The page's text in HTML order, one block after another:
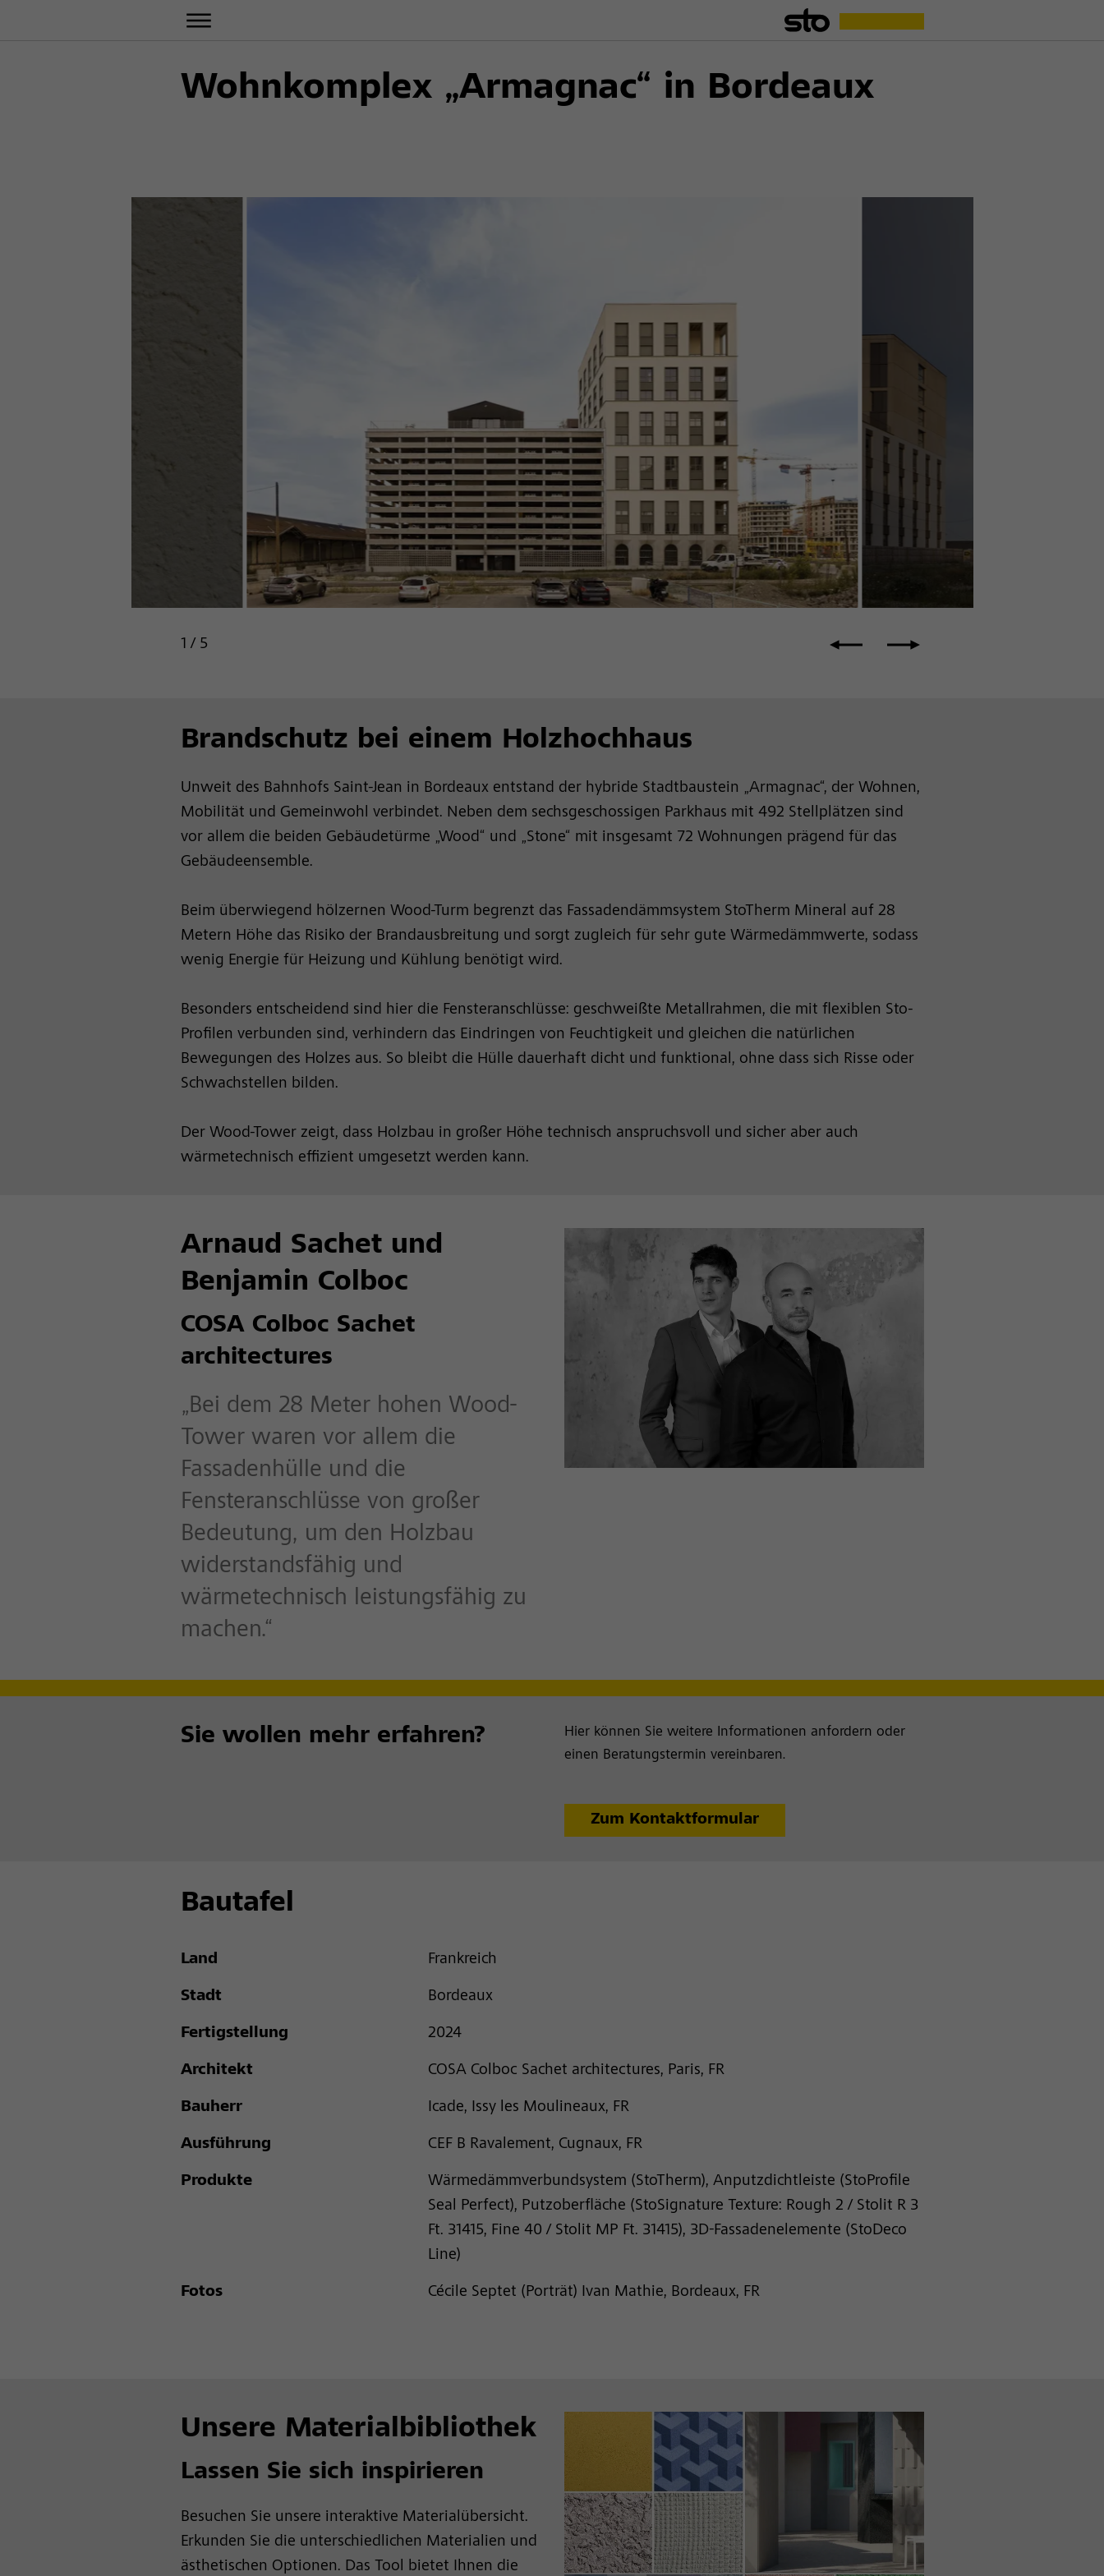
Wohnkomplex „Armagnac“ in Bordeaux
1 / 5
Brandschutz bei einem Holzhochhaus
Unweit des Bahnhofs Saint-Jean in Bordeaux entstand der hybride Stadtbaustein „Armagnac“, der Wohnen,
Mobilität und Gemeinwohl verbindet. Neben dem sechsgeschossigen Parkhaus mit 492 Stellplätzen sind
vor allem die beiden Gebäudetürme „Wood“ und „Stone“ mit insgesamt 72 Wohnungen prägend für das
Gebäudeensemble.
Beim überwiegend hölzernen Wood-Turm begrenzt das Fassadendämmsystem StoTherm Mineral auf 28
Metern Höhe das Risiko der Brandausbreitung und sorgt zugleich für sehr gute Wärmedämmwerte, sodass
wenig Energie für Heizung und Kühlung benötigt wird.
Besonders entscheidend sind hier die Fensteranschlüsse: geschweißte Metallrahmen, die mit flexiblen Sto-
Profilen verbunden sind, verhindern das Eindringen von Feuchtigkeit und gleichen die natürlichen
Bewegungen des Holzes aus. So bleibt die Hülle dauerhaft dicht und funktional, ohne dass sich Risse oder
Schwachstellen bilden.
Der Wood-Tower zeigt, dass Holzbau in großer Höhe technisch anspruchsvoll und sicher aber auch
wärmetechnisch effizient umgesetzt werden kann.
Arnaud Sachet und
Benjamin Colboc
COSA Colboc Sachet
architectures
„Bei dem 28 Meter hohen Wood-
Tower waren vor allem die
Fassadenhülle und die
Fensteranschlüsse von großer
Bedeutung, um den Holzbau
widerstandsfähig und
wärmetechnisch leistungsfähig zu
machen.“
Sie wollen mehr erfahren?
Hier können Sie weitere Informationen anfordern oder
einen Beratungstermin vereinbaren.
Zum Kontaktformular
Bautafel
Land Frankreich
Stadt Bordeaux
Fertigstellung 2024
Architekt COSA Colboc Sachet architectures, Paris, FR
Bauherr Icade, Issy les Moulineaux, FR
Ausführung CEF B Ravalement, Cugnaux, FR
Produkte
Wärmedämmverbundsystem (StoTherm), Anputzdichtleiste (StoProfile
Seal Perfect), Putzoberfläche (StoSignature Texture: Rough 2 / Stolit R 3
Ft. 31415, Fine 40 / Stolit MP Ft. 31415), 3D-Fassadenelemente (StoDeco
Line)
Fotos Cécile Septet (Porträt) Ivan Mathie, Bordeaux, FR
Unsere Materialbibliothek
Lassen Sie sich inspirieren
Besuchen Sie unsere interaktive Materialübersicht.
Erkunden Sie die unterschiedlichen Materialien und
ästhetischen Optionen. Das Tool bietet Ihnen die